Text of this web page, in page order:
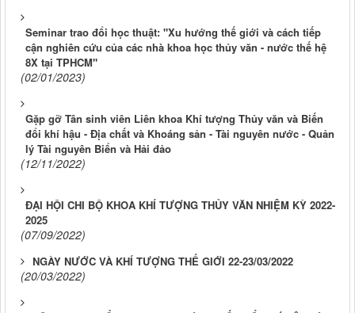
Seminar trao đổi học thuật: "Xu hướng thế giới và cách tiếp
cận nghiên cứu của các nhà khoa học thủy văn - nước thế hệ
8X tại TPHCM"
(02/01/2023)
Gặp gỡ Tân sinh viên Liên khoa Khí tượng Thủy văn và Biến
đổi khí hậu - Địa chất và Khoáng sản - Tài nguyên nước - Quản
lý Tài nguyên Biển và Hải đảo
(12/11/2022)
ĐẠI HỘI CHI BỘ KHOA KHÍ TƯỢNG THỦY VĂN NHIỆM KỲ 2022-
2025
(07/09/2022)
NGÀY NƯỚC VÀ KHÍ TƯỢNG THẾ GIỚI 22-23/03/2022
(20/03/2022)